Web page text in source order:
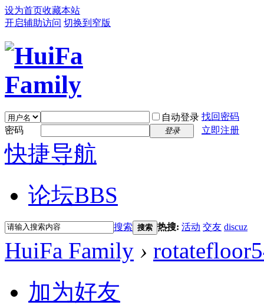
设为首页收藏本站
开启辅助访问 切换到窄版
自动登录 找回密码
密码
登录 立即注册
快捷导航
论坛BBS
搜索 搜索 热搜: 活动 交友 discuz
HuiFa Family ›
加为好友